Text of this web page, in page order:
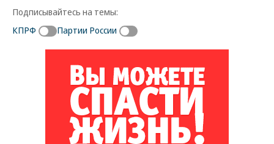
Подписывайтесь на темы:
КПРФ
Партии России